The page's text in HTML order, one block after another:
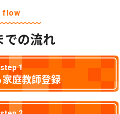
flow
での流れ
step 1
家庭教師登録